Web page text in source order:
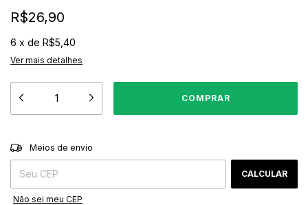
R$26,90
6 x de R$5,40
Ver mais detalhes
Entregas para o CEP:
Meios de envio
CALCULAR
Não sei meu CEP